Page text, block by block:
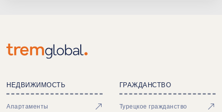
НЕДВИЖИМОСТЬ
Апартаменты
ГРАЖДАНСТВО
Турецкое гражданство